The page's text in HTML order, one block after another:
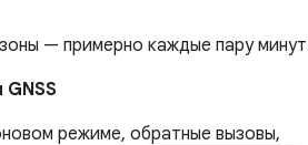
— примерно каждые пару
режиме, обратные вызовы,